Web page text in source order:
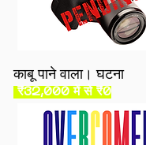
काबू पाने वाला। घटना
₹32,000 में से ₹0